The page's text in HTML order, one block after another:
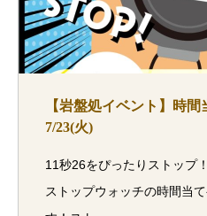
【岩盤処イベント】時
7/23(火)
11秒26をぴったりストップ
ストップウォッチの時間当